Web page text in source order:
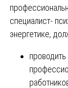
специалист-
энергетике,